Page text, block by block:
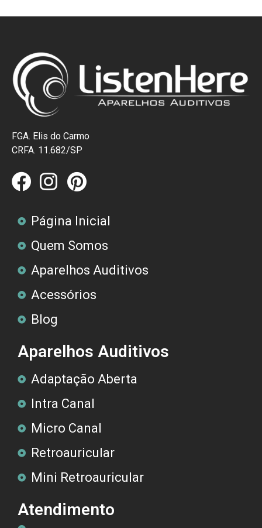
FGA. Elis do Carmo
CRFA. 11.682/SP
Página Inicial
Quem Somos
Aparelhos Auditivos
Acessórios
Blog
Aparelhos Auditivos
Adaptação Aberta
Intra Canal
Micro Canal
Retroauricular
Mini Retroauricular
Atendimento